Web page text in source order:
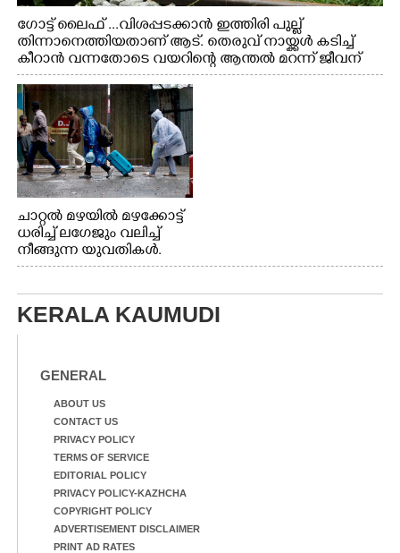
ഗോട്ട് ലൈഫ് ...വിശപ്പടക്കാൻ ഇത്തിരി പുല്ല്
തിന്നാനെത്തിയതാണ് ആട്. തെരുവ് നായ്ക്കൾ കടിച്ച്
കീറാൻ വന്നതോടെ വയറിന്റെ ആന്തൽ മറന്ന് ജീവന്
വേണ്ടിയായി ഓട്ടം. എറണാകുളം വാത്തുരുത്തിയിൽ
നിന്നുള്ള കാഴ്ച
ചാറ്റൽ മഴയിൽ മഴക്കോട്ട്
ധരിച്ച് ലഗേജും വലിച്ച്
നീങ്ങുന്ന യുവതികൾ.
എറണാകുളം മേനകയിൽ
KERALA KAUMUDI
GENERAL
ABOUT US
CONTACT US
PRIVACY POLICY
TERMS OF SERVICE
EDITORIAL POLICY
PRIVACY POLICY-KAZHCHA
COPYRIGHT POLICY
ADVERTISEMENT DISCLAIMER
PRINT AD RATES